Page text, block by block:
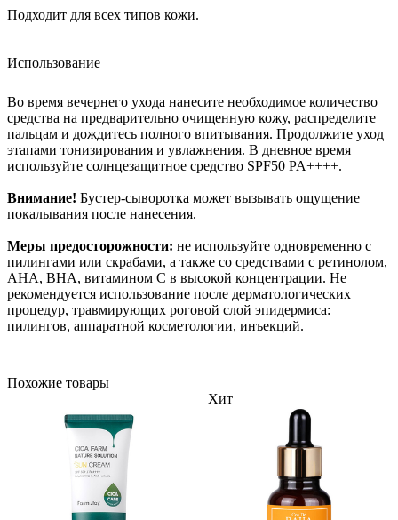
Подходит для всех типов кожи.
Использование
Во время вечернего ухода нанесите необходимое количество
средства на предварительно очищенную кожу, распределите
пальцам и дождитесь полного впитывания. Продолжите уход
этапами тонизирования и увлажнения. В дневное время
используйте солнцезащитное средство SPF50 PA++++.
Внимание! Бустер-сыворотка может вызывать ощущение
покалывания после нанесения.
Меры предосторожности: не используйте одновременно с
пилингами или скрабами, а также со средствами с ретинолом,
AHA, BHA, витамином C в высокой концентрации. Не
рекомендуется использование после дерматологических
процедур, травмирующих роговой слой эпидермиса:
пилингов, аппаратной косметологии, инъекций.
Похожие товары
Хит